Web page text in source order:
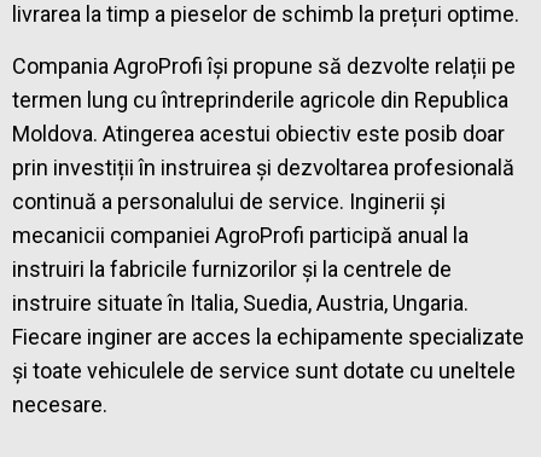
livrarea la timp a pieselor de schimb la prețuri optime.
Compania AgroProfi își propune să dezvolte relații pe
termen lung cu întreprinderile agricole din Republica
Moldova. Atingerea acestui obiectiv este posib doar
prin investiții în instruirea și dezvoltarea profesională
continuă a personalului de service. Inginerii și
mecanicii companiei AgroProfi participă anual la
instruiri la fabricile furnizorilor și la centrele de
instruire situate în Italia, Suedia, Austria, Ungaria.
Fiecare inginer are acces la echipamente specializate
și toate vehiculele de service sunt dotate cu uneltele
necesare.